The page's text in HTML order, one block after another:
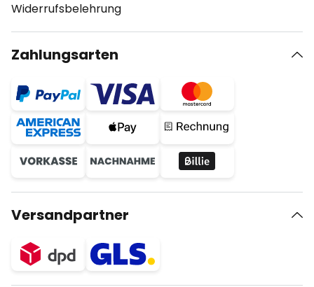
Widerrufsbelehrung
Zahlungsarten
Versandpartner